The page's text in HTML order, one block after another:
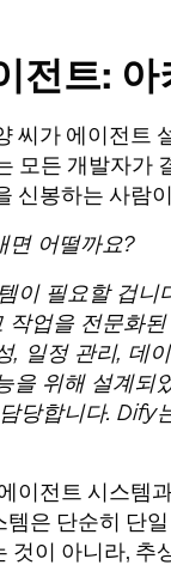
전트:
씨가 에이전트
모든 개발자가
신봉하는 사람
면 어떨까요?
이 필요할 겁니
업을 전문화
, 일정 관리, 데
을 위해 설계되
당합니다. Dify
이전트 시스템
은 단순히 단
이 아니라, 추